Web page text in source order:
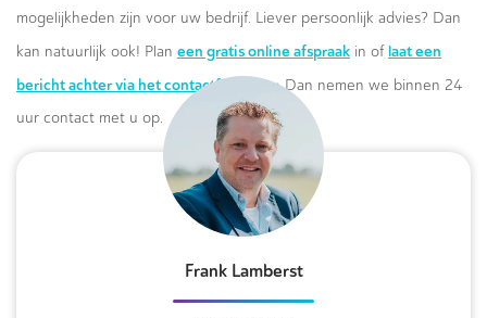
mogelijkheden zijn voor uw bedrijf. Liever persoonlijk advies? Dan
kan natuurlijk ook! Plan een gratis online afspraak in of laat een
bericht achter via het contactformulier.Dan nemen we binnen 24
uur contact met u op.
Frank Lamberst